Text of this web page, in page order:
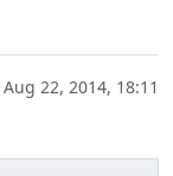
Aug 22, 2014, 18:11